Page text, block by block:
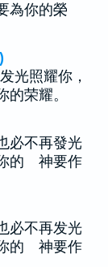
為你的榮
光照耀你，
荣耀。
必不再發光
的 神要作
必不再发光
的 神要作